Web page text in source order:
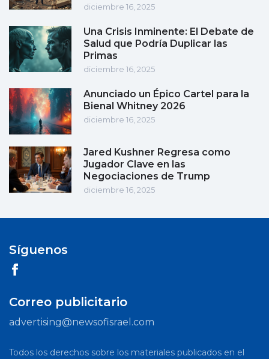
diciembre 16, 2025
Una Crisis Inminente: El Debate de
Salud que Podría Duplicar las
Primas
diciembre 16, 2025
Anunciado un Épico Cartel para la
Bienal Whitney 2026
diciembre 16, 2025
Jared Kushner Regresa como
Jugador Clave en las
Negociaciones de Trump
diciembre 16, 2025
Síguenos
Correo publicitario
advertising@newsofisrael.com
Todos los derechos sobre los materiales publicados en el